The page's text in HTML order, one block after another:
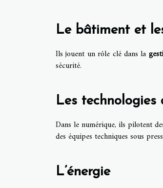
Le bâtiment et
Ils jouent un rôle clé dans la
sécurité.
Les
Dans le numérique, ils pilotent
des équipes techniques sous
L’énergie